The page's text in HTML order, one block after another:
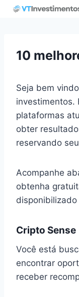
Pular
10
Seja bem
investimentos.
plataformas
obter
reservando
Acompanhe
obtenha
disponibilizado
Cripto Sense
Você está
encontrar
receber